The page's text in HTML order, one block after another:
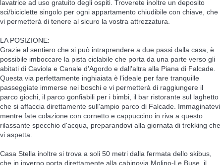
lavatrice ad uso gratuito degli ospiti. Troverete inoltre un deposito
sci/biciclette singolo per ogni appartamento chiudibile con chiave, che
vi permetterà di tenere al sicuro la vostra attrezzatura.
LA POSIZIONE:
Grazie al sentiero che si può intraprendere a due passi dalla casa, è
possibile imboccare la pista ciclabile che porta da una parte verso gli
abitati di Caviola e Canale d'Agordo e dall'altra alla Piana di Falcade.
Questa via perfettamente inghiaiata è l'ideale per fare tranquille
passeggiate immerse nei boschi e vi permetterà di raggiungere il
parco giochi, il parco gonfiabili per i bimbi, il bar ristorante sul laghetto
che si affaccia direttamente sull'ampio parco di Falcade. Immaginatevi
mentre fate colazione con cornetto e cappuccino in riva a questo
rilassante specchio d'acqua, preparandovi alla giornata di trekking che
vi aspetta.
Casa Stella inoltre si trova a soli 50 metri dalla fermata dello skibus,
che in inverno porta direttamente alla cabinovia Molino-Le Buse, il